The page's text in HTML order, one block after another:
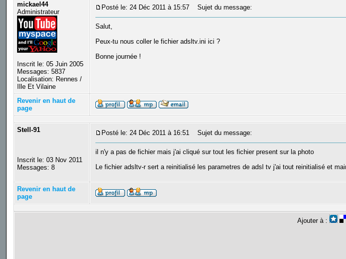
mickael44
Administrateur
Inscrit le: 05 Juin 2005
Messages: 5837
Localisation: Rennes /
Ille Et Vilaine
Posté le: 24 Déc 2011 à 15:57 Sujet du message:
Salut,
Peux-tu nous coller le fichier adsltv.ini ici ?
Bonne journée !
Revenir en haut de
page
Stell-91
Inscrit le: 03 Nov 2011
Messages: 8
Posté le: 24 Déc 2011 à 16:51 Sujet du message:
il n'y a pas de fichier mais j'ai cliqué sur tout les fichier present sur la photo
Le fichier adsltv-r sert a reinitialisé les parametres de adsl tv j'ai tout reinitialisé et
Revenir en haut de
page
Ajouter à :